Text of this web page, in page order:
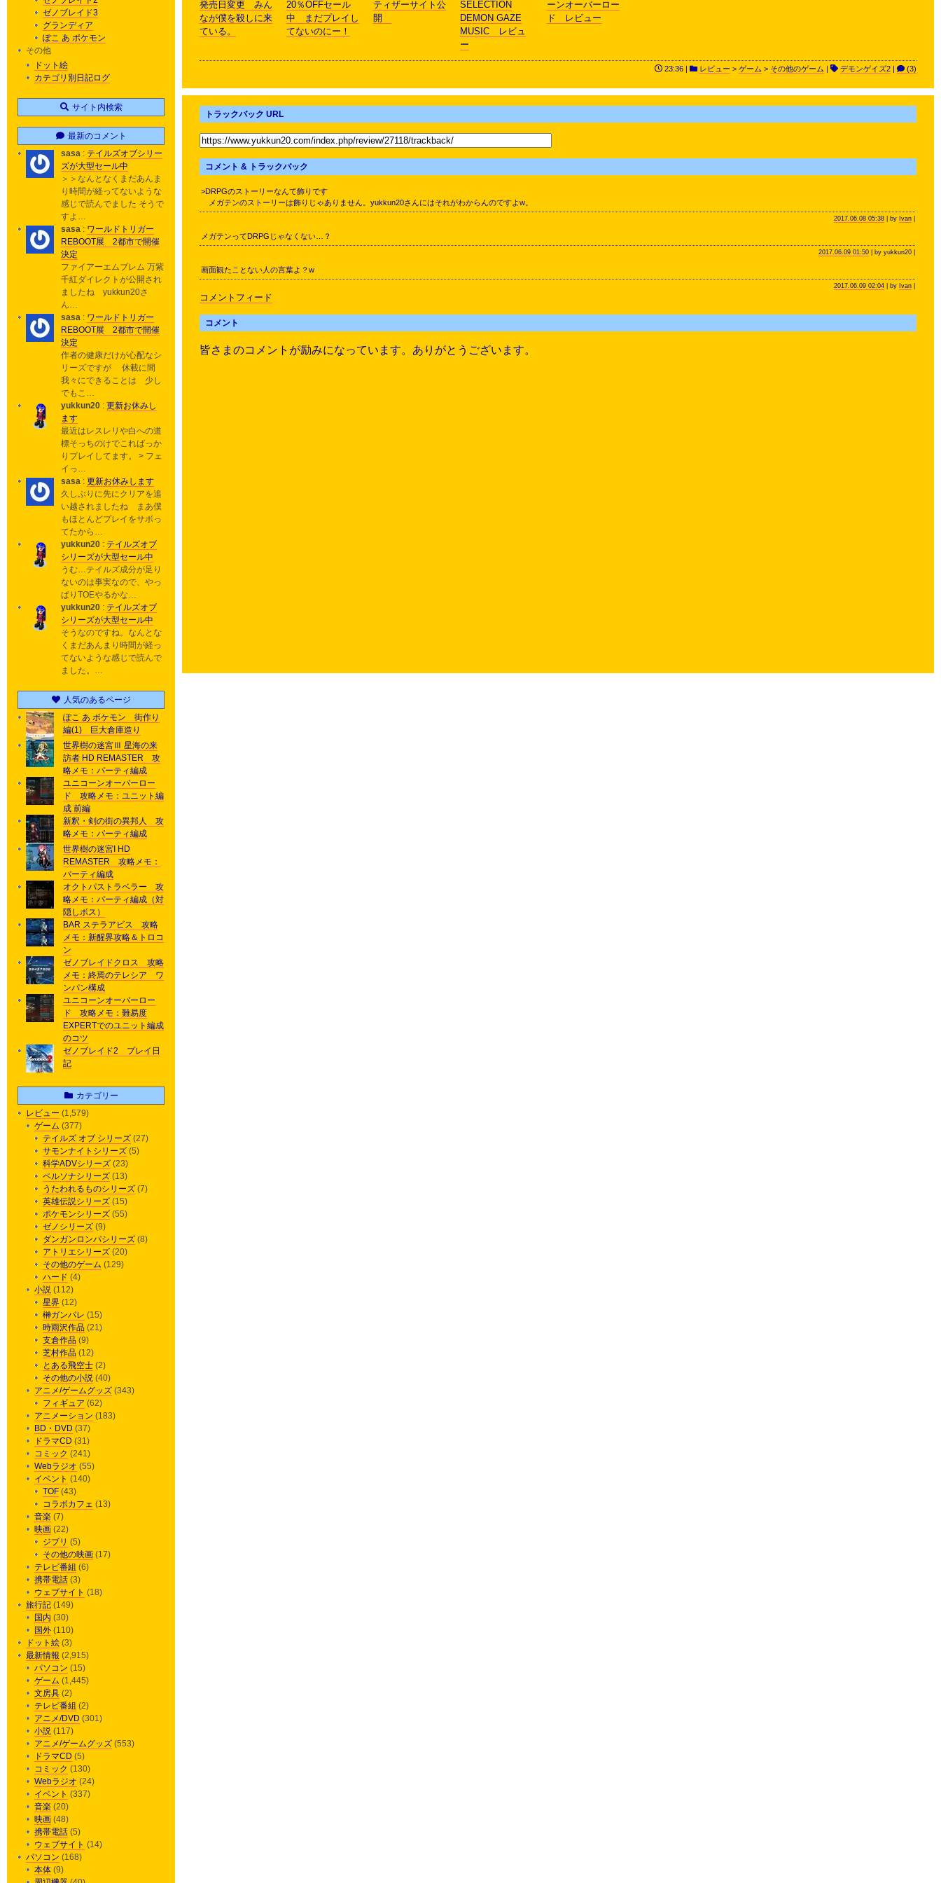
発売日変更 みん
なが僕を殺しに来
ている。
20％OFFセール
中 まだプレイし
てないのにー！
ティザーサイト公
開
SELECTION
DEMON GAZE
MUSIC レビュ
ー
ーンオーバーロー
ド レビュー
23:36 | レビュー > ゲーム > その他のゲーム デモンゲイズ2 (3)
トラックバック URL
コメント & トラックバック
>DRPGのストーリーなんて飾りです
メガテンのストーリーは飾りじゃありません。yukkun20さんにはそれがわからんのですよw。
2017.06.08 05:38 | by Ivan
メガテンってDRPGじゃなくない…？
2017.06.09 01:50 | by yukkun20 |
画面観たことない人の言葉よ？w
2017.06.09 02:04 | by Ivan
コメントフィード
コメント
皆さまのコメントが励みになっています。ありがとうございます。
ゼノブレイド3
グランディア
ぽこ あ ポケモン
その他
ドット絵
カテゴリ別日記ログ
サイト内検索
最新のコメント
sasa : テイルズオブシリー
ズが大型セール中
＞＞なんとなくまだあんま
り時間が経ってないような
感じで読んでました そうで
すよ…
sasa : ワールドトリガー
REBOOT展 2都市で開催
決定
ファイアーエムブレム 万紫
千紅ダイレクトが公開され
ましたね yukkun20さ
ん…
sasa : ワールドトリガー
REBOOT展 2都市で開催
決定
作者の健康だけが心配なシ
リーズですが 休載に間
我々にできることは 少し
でもこ…
yukkun20 : 更新お休みし
ます
最近はレスレリや白への道
標そっちのけでこればっか
りプレイしてます。 > フェ
イっ…
sasa : 更新お休みします
久しぶりに先にクリアを追
い越されましたね まあ僕
もほとんどプレイをサボっ
てたから…
yukkun20 : テイルズオブ
シリーズが大型セール中
うむ…テイルズ成分が足り
ないのは事実なので、やっ
ぱりTOEやるかな…
yukkun20 : テイルズオブ
シリーズが大型セール中
そうなのですね。なんとな
くまだあんまり時間が経っ
てないような感じで読んで
ました。…
人気のあるページ
ぽこ あ ポケモン 街作り
編(1) 巨大倉庫造り
世界樹の迷宮Ⅲ 星海の来
訪者 HD REMASTER 攻
略メモ：パーティ編成
ユニコーンオーバーロー
ド 攻略メモ：ユニット編
成 前編
新釈・剣の街の異邦人 攻
略メモ：パーティ編成
世界樹の迷宮I HD
REMASTER 攻略メモ：
パーティ編成
オクトパストラベラー 攻
略メモ：パーティ編成（対
隠しボス）
BAR ステラアビス 攻略
メモ：新醒界攻略＆トロコ
ン
ゼノブレイドクロス 攻略
メモ：終焉のテレシア ワ
ンパン構成
ユニコーンオーバーロー
ド 攻略メモ：難易度
EXPERTでのユニット編成
のコツ
ゼノブレイド2 プレイ日
記
カテゴリー
レビュー (1,579)
ゲーム (377)
テイルズ オブ シリーズ (27)
サモンナイトシリーズ (5)
科学ADVシリーズ (23)
ペルソナシリーズ (13)
うたわれるものシリーズ (7)
英雄伝説シリーズ (15)
ポケモンシリーズ (55)
ゼノシリーズ (9)
ダンガンロンパシリーズ (8)
アトリエシリーズ (20)
その他のゲーム (129)
ハード (4)
小説 (112)
星界 (12)
榊ガンパレ (15)
時雨沢作品 (21)
支倉作品 (9)
芝村作品 (12)
とある飛空士 (2)
その他の小説 (40)
アニメ/ゲームグッズ (343)
フィギュア (62)
アニメーション (183)
BD・DVD (37)
ドラマCD (31)
コミック (241)
Webラジオ (55)
イベント (140)
TOF (43)
コラボカフェ (13)
音楽 (7)
映画 (22)
ジブリ (5)
その他の映画 (17)
テレビ番組 (6)
携帯電話 (3)
ウェブサイト (18)
旅行記 (149)
国内 (30)
国外 (110)
ドット絵 (3)
最新情報 (2,915)
パソコン (15)
ゲーム (1,445)
文房具 (2)
テレビ番組 (2)
アニメ/DVD (301)
小説 (117)
アニメ/ゲームグッズ (553)
ドラマCD (5)
コミック (130)
Webラジオ (24)
イベント (337)
音楽 (20)
映画 (48)
携帯電話 (5)
ウェブサイト (14)
パソコン (168)
本体 (9)